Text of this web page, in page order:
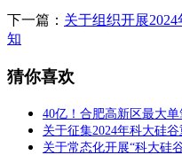
下一篇： 关于组织开展
知
猜你喜欢
40亿！合肥高新区最大
关于征集2024年科大硅
关于常态化开展“科大硅